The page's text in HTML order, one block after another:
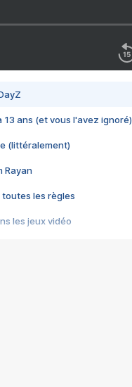
13 ans (et vous l'avez ignoré)
(littéralement)
Rayan
toutes les règles
les jeux vidéo